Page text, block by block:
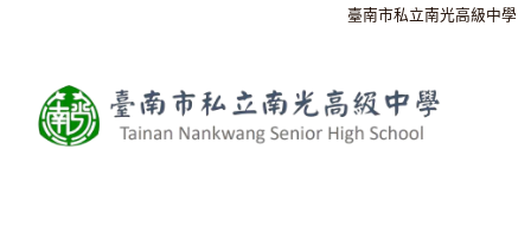
臺南市私立南光高級中學